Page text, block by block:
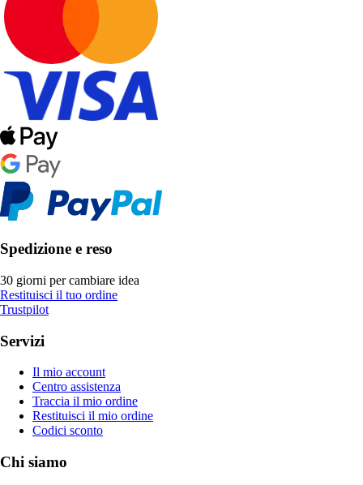
Spedizione e reso
30 giorni per cambiare idea
Restituisci il tuo ordine
Trustpilot
Servizi
Il mio account
Centro assistenza
Traccia il mio ordine
Restituisci il mio ordine
Codici sconto
Chi siamo